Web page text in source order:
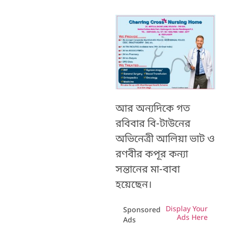
আর অন্যদিকে গত
রবিবার বি-টাউনের
অভিনেত্রী আলিয়া ভাট ও
রণবীর কপূর কন্যা
সন্তানের মা-বাবা
হয়েছেন।
Sponsored
Ads
Display Your
Ads Here